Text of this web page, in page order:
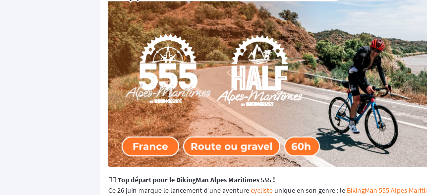
🚴‍♂️ Top départ pour le BikingMan Alpes Maritimes 555 !
Ce 26 juin marque le lancement d’une aventurecycliste unique en son genre : le BikingMan 555 Alpes